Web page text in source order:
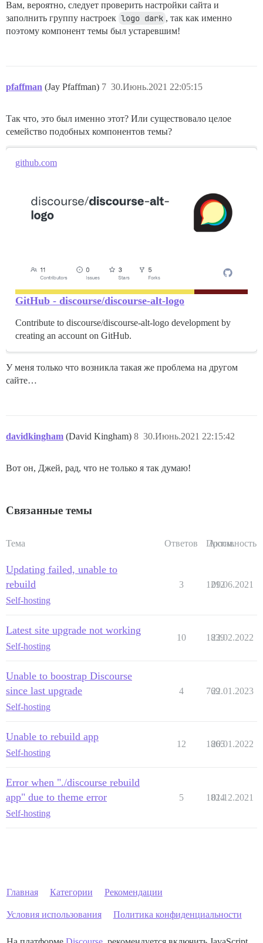
Вам, вероятно, следует проверить настройки сайта и
заполнить группу настроек logo dark , так как именно
поэтому компонент темы был устаревшим!
pfaffman (Jay Pfaffman) 30.Июнь.2021 22:05:15
7
Так что, это был именно этот? Или существовало целое
семейство подобных компонентов темы?
github.com
GitHub - discourse/discourse-alt-logo
Contribute to discourse/discourse-alt-logo development by
creating an account on GitHub.
У меня только что возникла такая же проблема на другом
сайте…
davidkingham (David Kingham) 30.Июнь.2021 22:15:42
8
Вот он, Джей, рад, что не только я так думаю!
Связанные темы
Тема Ответов Просм.
Активность
Updating failed, unable to
rebuild
Self-hosting
3 1212
09.06.2021
Latest site upgrade not working
Self-hosting
10 1839
22.02.2022
Unable to boostrap Discourse
since last upgrade
Self-hosting
4 769
22.01.2023
Unable to rebuild app
Self-hosting
12 1865
20.01.2022
Error when "./discourse rebuild
app" due to theme error
Self-hosting
5 1824
01.12.2021
Главная Категории Рекомендации
Условия использования Политика конфиденциальности